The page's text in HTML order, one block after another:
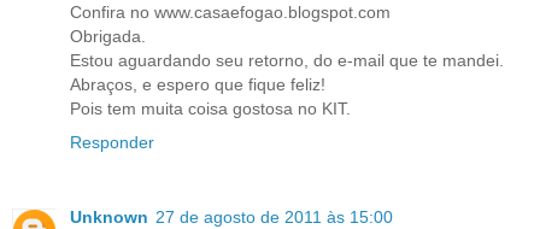
Confira no www.casaefogao.blogspot.com
Obrigada.
Estou aguardando seu retorno, do e-mail que te mandei.
Abraços, e espero que fique feliz!
Pois tem muita coisa gostosa no KIT.
Responder
Unknown 27 de agosto de 2011 às 15:00